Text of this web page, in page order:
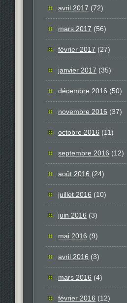
avril 2017 (72)
mars 2017 (56)
février 2017 (27)
janvier 2017 (35)
décembre 2016 (50)
novembre 2016 (37)
octobre 2016 (11)
septembre 2016 (12)
août 2016 (24)
juillet 2016 (10)
juin 2016 (3)
mai 2016 (9)
avril 2016 (3)
mars 2016 (4)
février 2016 (12)